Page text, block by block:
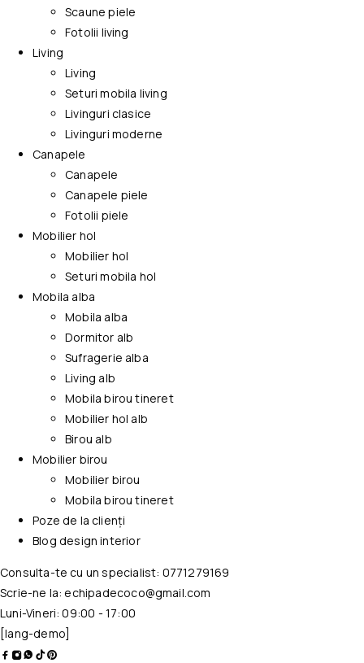
Scaune piele
Fotolii living
Living
Living
Seturi mobila living
Livinguri clasice
Livinguri moderne
Canapele
Canapele
Canapele piele
Fotolii piele
Mobilier hol
Mobilier hol
Seturi mobila hol
Mobila alba
Mobila alba
Dormitor alb
Sufragerie alba
Living alb
Mobila birou tineret
Mobilier hol alb
Birou alb
Mobilier birou
Mobilier birou
Mobila birou tineret
Poze de la clienți
Blog design interior
Consulta-te cu un specialist: 0771279169
Scrie-ne la:echipadecoco@gmail.com
Luni-Vineri: 09:00 - 17:00
[lang-demo]